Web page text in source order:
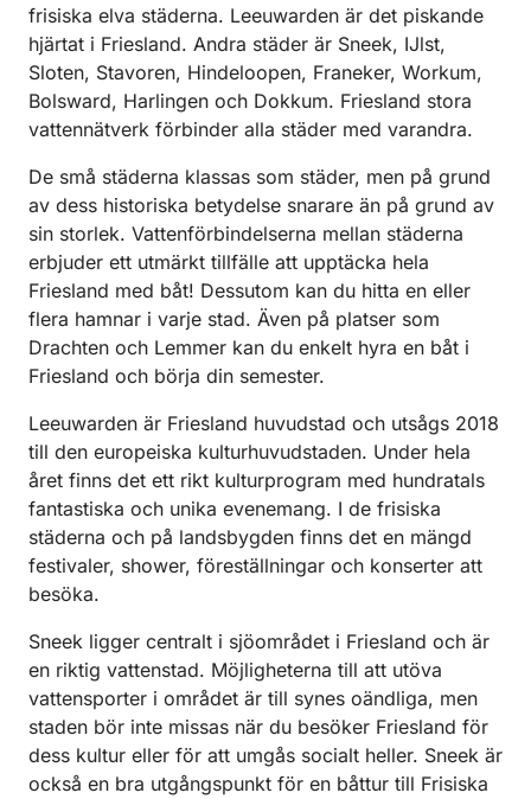
frisiska elva städerna. Leeuwarden är det piskande
hjärtat i Friesland. Andra städer är Sneek, IJlst,
Sloten, Stavoren, Hindeloopen, Franeker, Workum,
Bolsward, Harlingen och Dokkum. Friesland stora
vattennätverk förbinder alla städer med varandra.
De små städerna klassas som städer, men på grund
av dess historiska betydelse snarare än på grund av
sin storlek. Vattenförbindelserna mellan städerna
erbjuder ett utmärkt tillfälle att upptäcka hela
Friesland med båt! Dessutom kan du hitta en eller
flera hamnar i varje stad. Även på platser som
Drachten och Lemmer kan du enkelt hyra en båt i
Friesland och börja din semester.
Leeuwarden är Friesland huvudstad och utsågs 2018
till den europeiska kulturhuvudstaden. Under hela
året finns det ett rikt kulturprogram med hundratals
fantastiska och unika evenemang. I de frisiska
städerna och på landsbygden finns det en mängd
festivaler, shower, föreställningar och konserter att
besöka.
Sneek ligger centralt i sjöområdet i Friesland och är
en riktig vattenstad. Möjligheterna till att utöva
vattensporter i området är till synes oändliga, men
staden bör inte missas när du besöker Friesland för
dess kultur eller för att umgås socialt heller. Sneek är
också en bra utgångspunkt för en båttur till Frisiska